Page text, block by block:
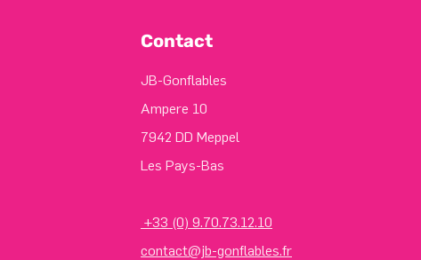
Contact
JB-Gonflables
Ampere 10
7942 DD Meppel
Les Pays-Bas
+33 (0) 9.70.73.12.10
contact@jb-gonflables.fr